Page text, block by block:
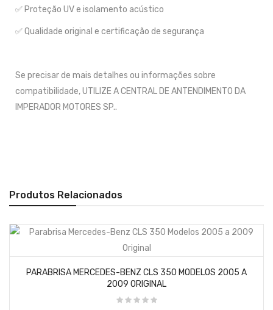
✅ Proteção UV e isolamento acústico
✅ Qualidade original e certificação de segurança
Se precisar de mais detalhes ou informações sobre
compatibilidade, UTILIZE A CENTRAL DE ANTENDIMENTO DA
IMPERADOR MOTORES SP..
Produtos Relacionados
PARABRISA MERCEDES-BENZ CLS 350 MODELOS 2005 A
2009 ORIGINAL